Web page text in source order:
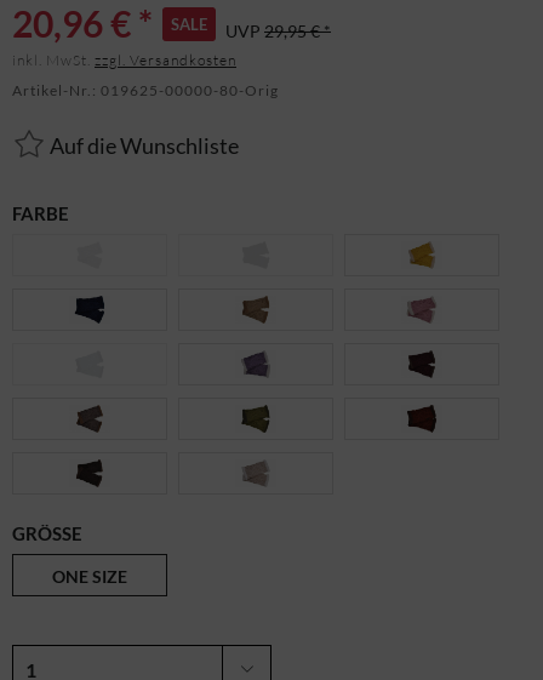
20,96 € * SALE UVP 29,95 € *
inkl. MwSt. zzgl. Versandkosten
Artikel-Nr.: 019625-00000-80-Orig
Auf die Wunschliste
FARBE
GRÖSSE
ONE SIZE